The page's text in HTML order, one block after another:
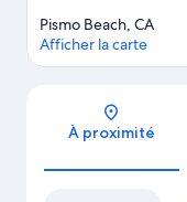
Pismo Beach, CA
Afficher la carte
À proximité